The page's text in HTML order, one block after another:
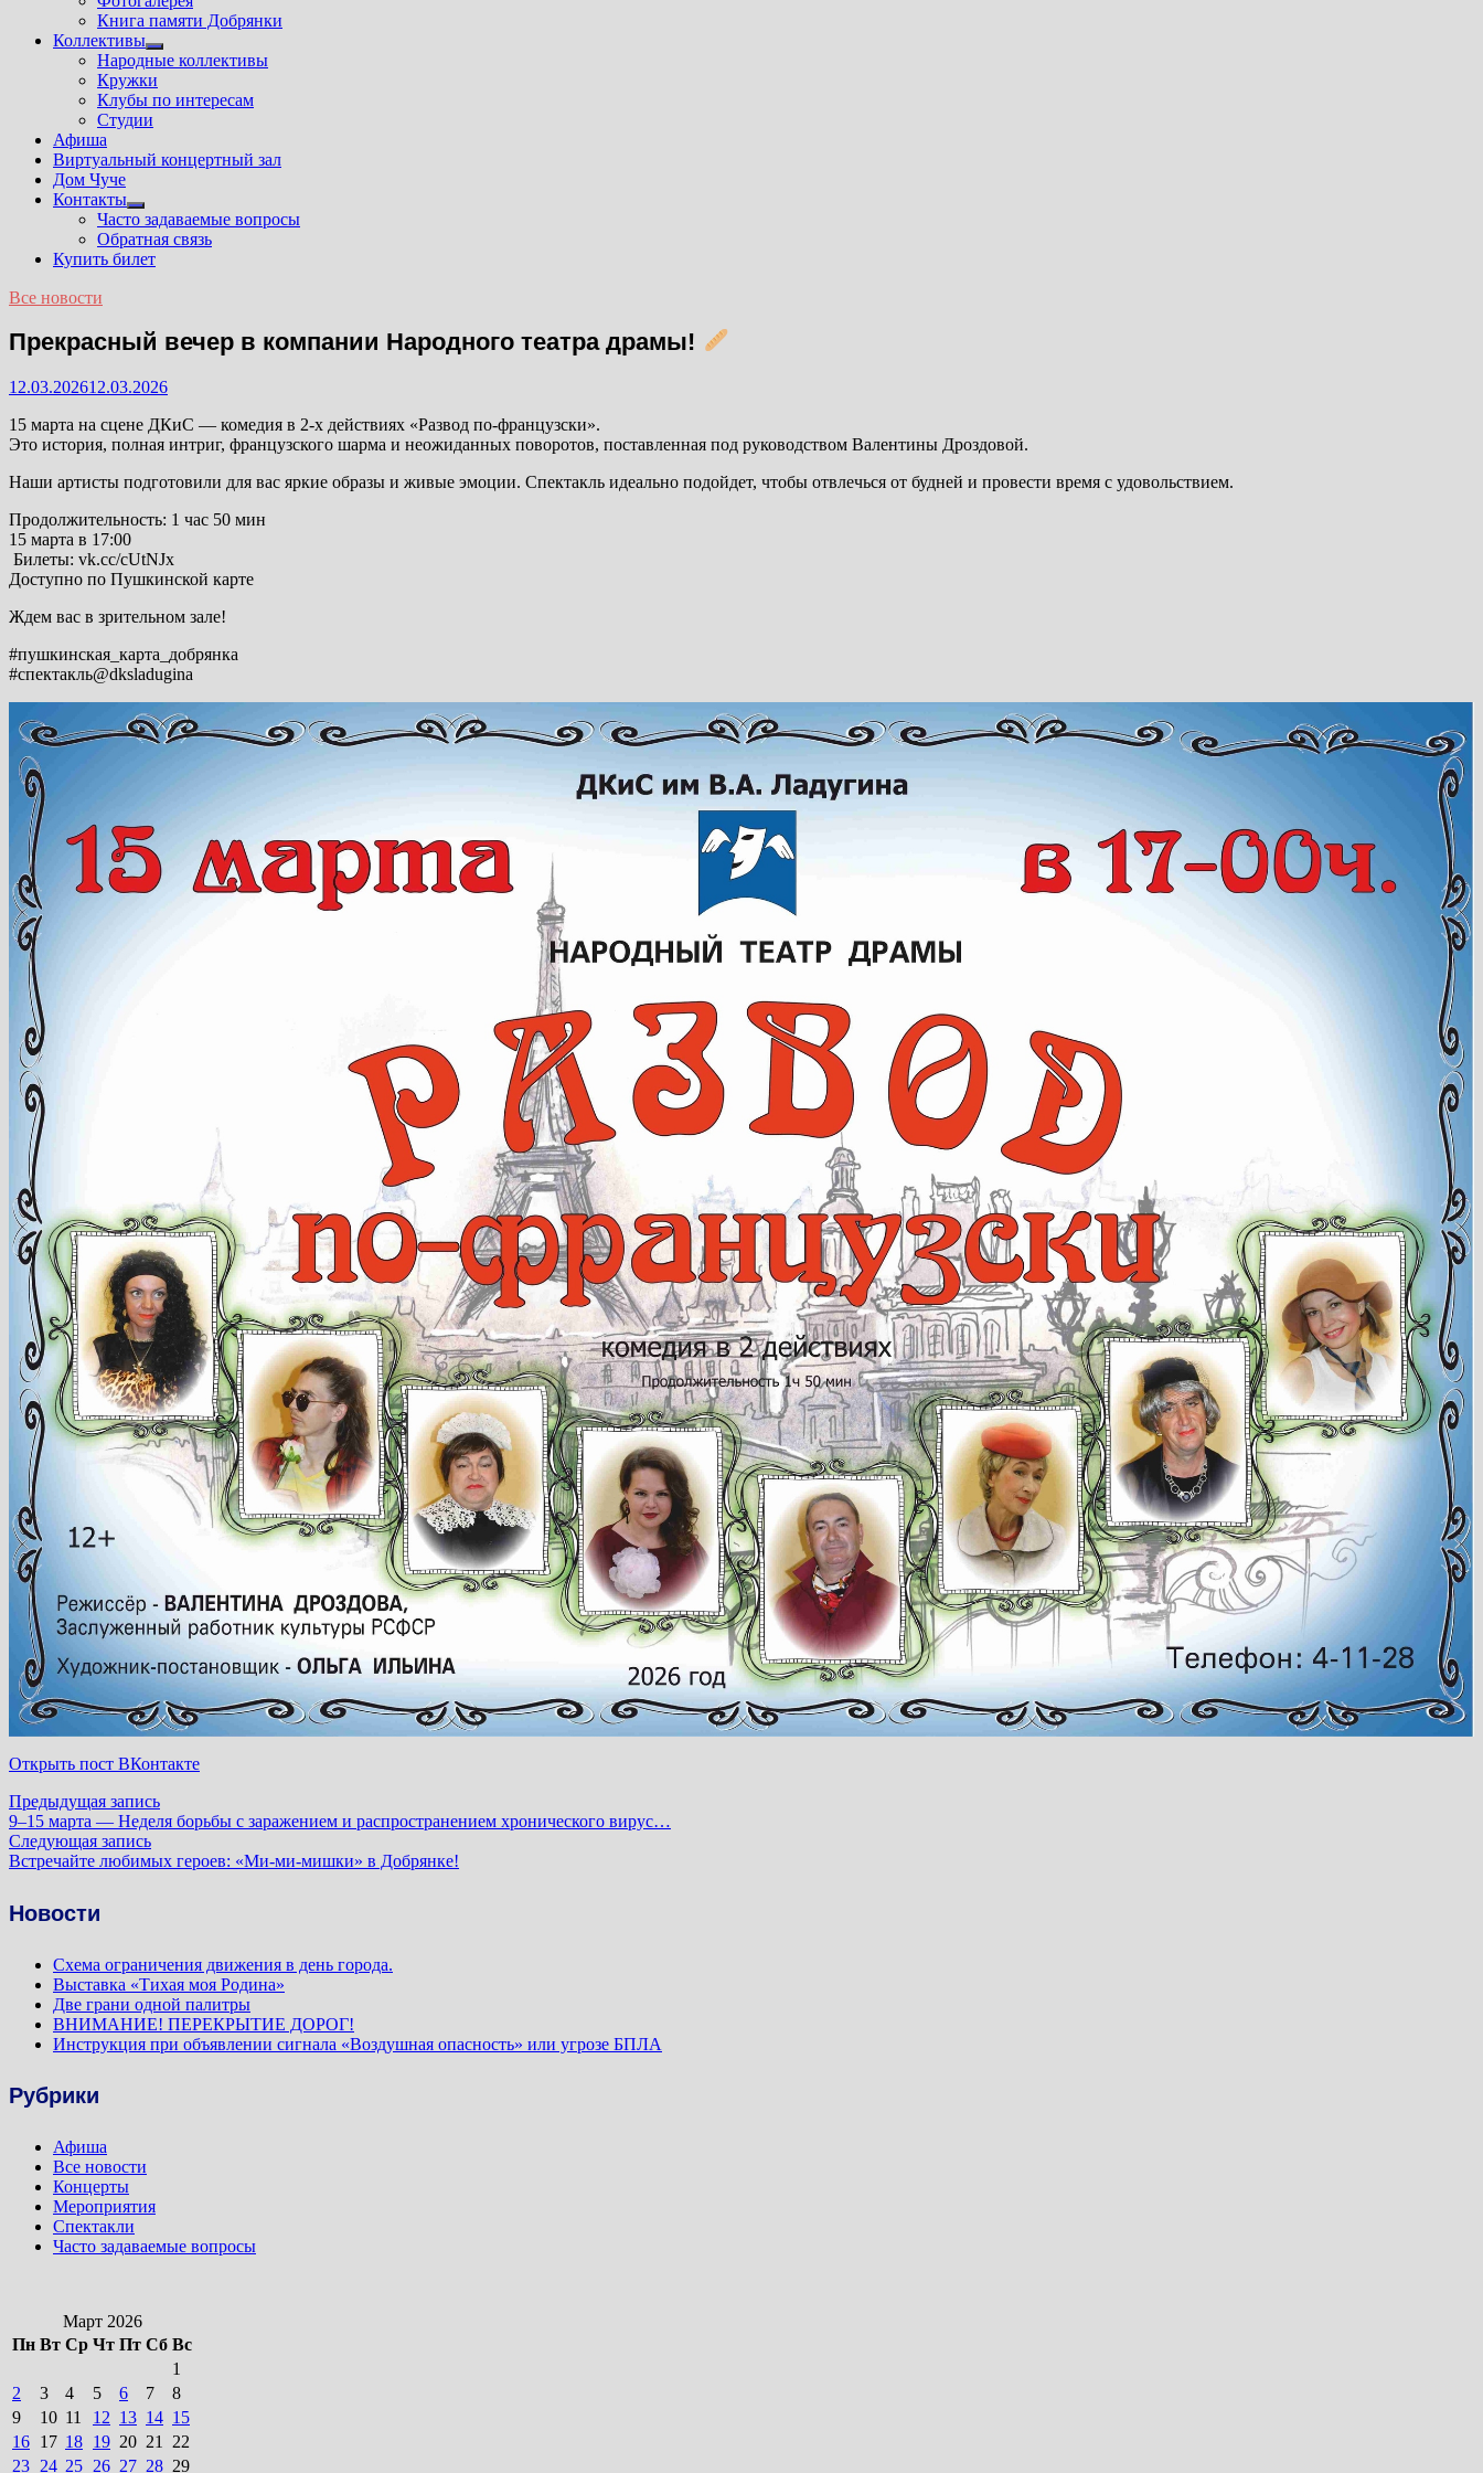
Книга памяти Добрянки
Коллективы
Показать
подменю
Народные коллективы
Кружки
Клубы по интересам
Студии
Афиша
Виртуальный концертный зал
Дом Чуче
Контакты
Показать
подменю
Часто задаваемые вопросы
Обратная связь
Купить билет
Все новости
Прекрасный вечер в компании Народного театра драмы!
12.03.202612.03.2026
15 марта на сцене ДКиС — комедия в 2-х действиях «Развод по-французски».
Это история, полная интриг, французского шарма и неожиданных поворотов, поставленная под руководством Валентины Дроздовой.
Наши артисты подготовили для вас яркие образы и живые эмоции. Спектакль идеально подойдет, чтобы отвлечься от будней и провести время с удовольствием.
Продолжительность: 1 час 50 мин
15 марта в 17:00
️ Билеты: vk.cc/cUtNJx
️Доступно по Пушкинской карте
Ждем вас в зрительном зале!
#пушкинская_карта_добрянка
#спектакль@dksladugina
Открыть пост ВКонтакте
Навигация
по
записям
Предыдущая записьПредыдущая
запись:
9–15 марта — Неделя борьбы с заражением и распространением хронического вирус…
Следующая записьСледующая
запись:
Встречайте любимых героев: «Ми-ми-мишки» в Добрянке!
Новости
Схема ограничения движения в день города.
Выставка «Тихая моя Родина»
Две грани одной палитры
ВНИМАНИЕ! ПЕРЕКРЫТИЕ ДОРОГ!
Инструкция при объявлении сигнала «Воздушная опасность» или угрозе БПЛА
Рубрики
Афиша
Все новости
Концерты
Мероприятия
Спектакли
Часто задаваемые вопросы
Март 2026
Пн Вт Ср Чт Пт Сб Вс
1
2
3 4 5 6 7
8
9
10 11 12 13 14 15
16 17 18 19 20 21
22
23 24 25 26 27 28 29